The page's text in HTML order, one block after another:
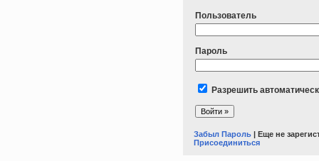
Пользователь
Пароль
Разрешить
Забыл Пароль | Еще не
Присоединиться